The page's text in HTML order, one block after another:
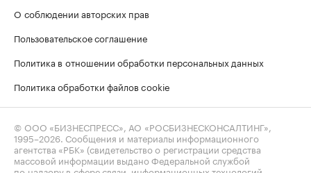
О соблюдении авторских прав
Пользовательское соглашение
Политика в отношении обработки персональных данных
Политика обработки файлов cookie
© ООО «БИЗНЕСПРЕСС», АО «РОСБИЗНЕСКОНСАЛТИНГ»,
1995–2026 . Сообщения и материалы информационного
агентства «РБК» (свидетельство о регистрации средства
массовой информации выдано Федеральной службой